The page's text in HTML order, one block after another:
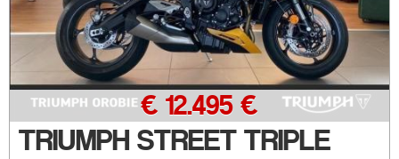
TRIUMPH STREET TRIPLE
€ 12.495 €